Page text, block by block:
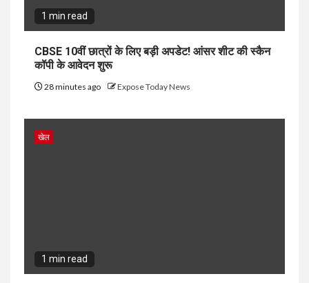
1 min read
CBSE 10वीं छात्रों के लिए बड़ी अपडेट! आंसर शीट की स्कैन
कॉपी के आवेदन शुरू
28 minutes ago Expose Today News
खेल
1 min read